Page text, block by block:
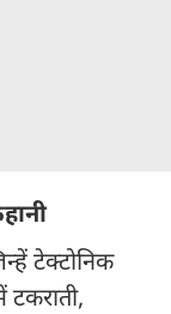
टेक्टोनिक